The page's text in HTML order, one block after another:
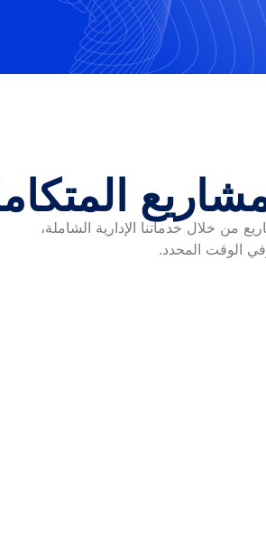
من خلال خدماتنا الإدارية الشاملة،
الوقت المحدد.